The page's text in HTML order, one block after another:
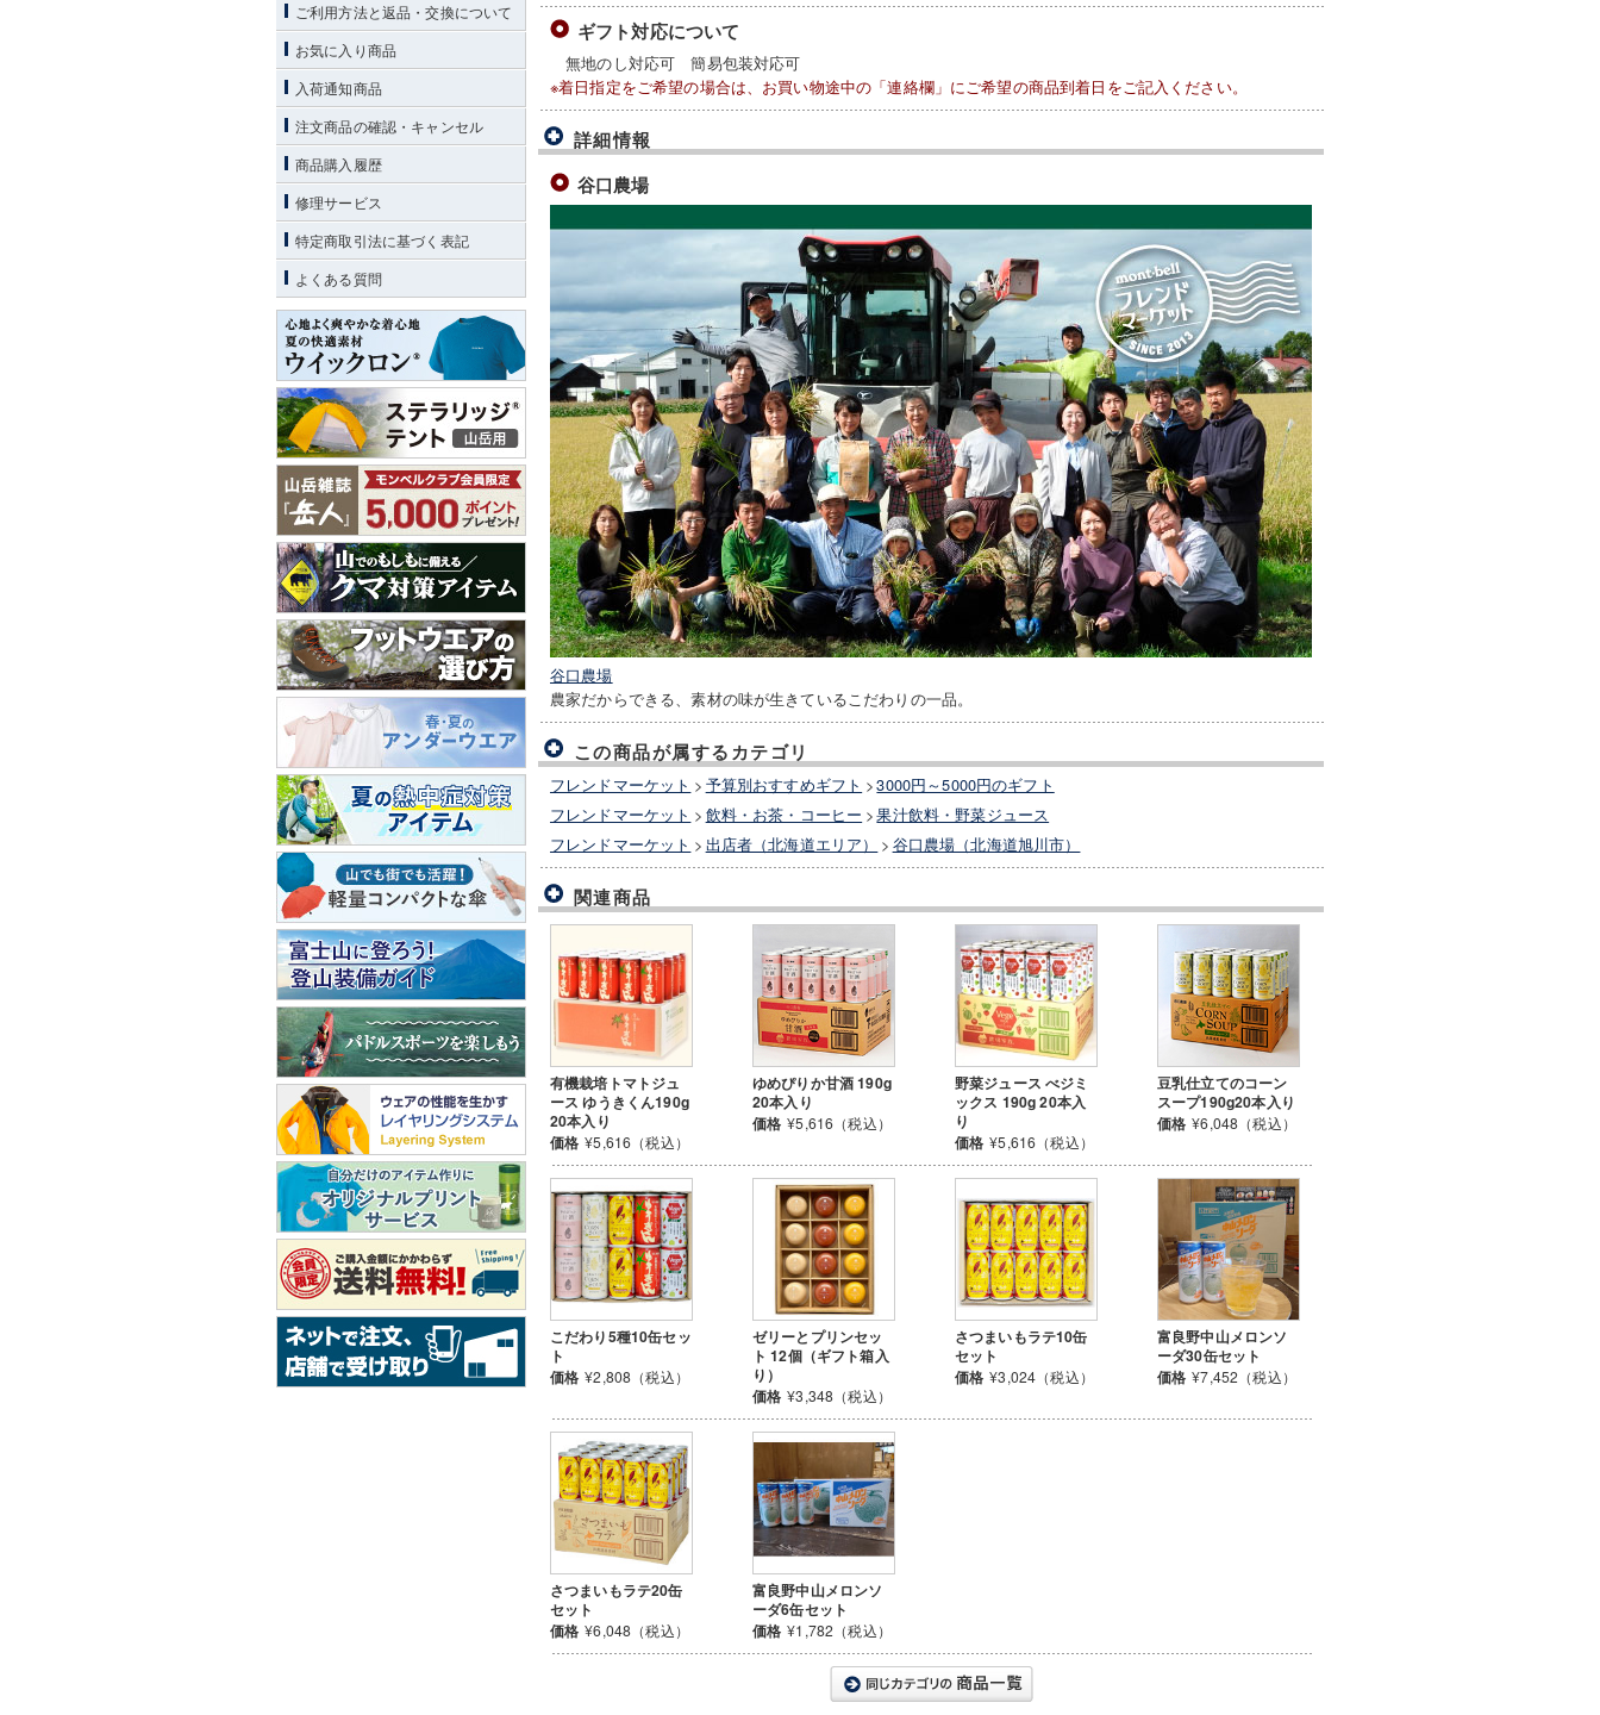
ギフト対応について
無地のし対応可 簡易包装対応可
※着日指定をご希望の場合は、お買い物途中の「連絡欄」にご希望の商品到着日をご記入ください。
詳細情報
谷口農場
谷口農場
農家だからできる、素材の味が生きているこだわりの一品。
この商品が属するカテゴリ
フレンドマーケット > 予算別おすすめギフト >3000円～5000円のギフト
フレンドマーケット > 飲料・お茶・コーヒー >果汁飲料・野菜ジュース
フレンドマーケット > 出店者（北海道エリア） > 谷口農場（北海道旭川市）
関連商品
有機栽培トマトジュ
ース ゆうきくん190g
20本入り
価格 ¥5,616（税込）
ゆめぴりか甘酒 190g
20本入り
価格 ¥5,616（税込）
野菜ジュース べジミ
ックス 190g 20本入
り
価格 ¥5,616（税込）
豆乳仕立てのコーン
スープ190g20本入り
価格 ¥6,048（税込）
こだわり5種10缶セッ
ト
価格 ¥2,808（税込）
ゼリーとプリンセッ
ト 12個（ギフト箱入
り）
価格 ¥3,348（税込）
さつまいもラテ10缶
セット
価格 ¥3,024（税込）
富良野中山メロンソ
ーダ30缶セット
価格 ¥7,452（税込）
さつまいもラテ20缶
セット
価格 ¥6,048（税込）
富良野中山メロンソ
ーダ6缶セット
価格 ¥1,782（税込）
ご利用方法と返品・交換について
お気に入り商品
入荷通知商品
注文商品の確認・キャンセル
商品購入履歴
修理サービス
特定商取引法に基づく表記
よくある質問